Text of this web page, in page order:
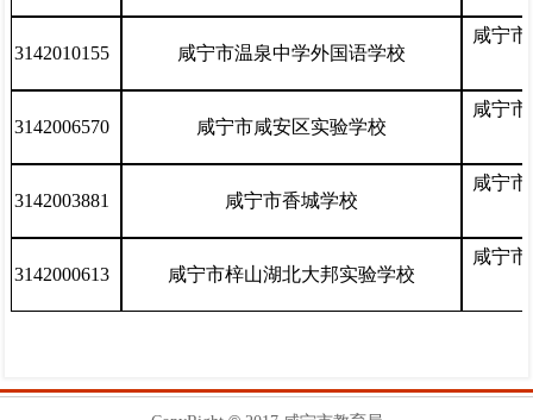
3142010155 咸宁市温泉中学外国语学校
咸宁
3142006570 咸宁市咸安区实验学校
咸宁
3142003881 咸宁市香城学校
咸宁
3142000613 咸宁市梓山湖北大邦实验学校
咸宁